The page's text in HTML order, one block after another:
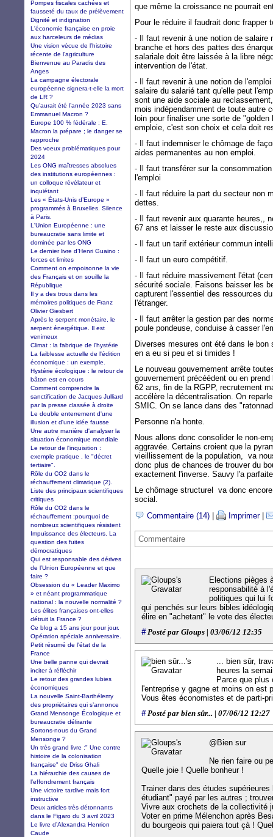
que même la croissance ne pourrait
Pour le réduire il faudrait donc frapper
- Il faut revenir à une notion de salaire
branche et hors des pattes des
salariale doit être laissée à la libre
intervention de l'état.
- Il faut revenir à une notion de
salaire du salarié tant qu'elle peut
sont une aide sociale au
mois indépendamment de toute autre
loin pour finaliser une sorte de
emploie, c'est son choix et cela doit
- Il faut indemniser le chômage de
aides permanentes au non emploi.
- Il faut transférer sur la
l'emploi
- Il faut réduire la part du secteur non
dettes.
- Il faut revenir aux quarante heures,,
67 ans et laisser le reste aux
- Il faut un tarif extérieur commun
- Il faut un euro compétitif.
- Il faut réduire massivement l'état
sécurité sociale. Faisons baisser les
capturent l'essentiel des ressources
l'étranger.
- Il faut arrêter la gestion par des
poule pondeuse, conduise à casser
Diverses mesures ont été dans le
en a eu si peu et si timides !
Le nouveau gouvernement arrête
gouvernement précéédent ou en
62 ans, fin de la RGPP, recrutement
accélère la décentralisation. On
SMIC. On se lance dans des
Personne n'a honte.
Nous allons donc consolider le non-
aggravée. Certains croient que la
vieillissement de la population, va
donc plus de chances de trouver du
exactement l'inverse. Sauvy l'a
Le chômage structurel va donc
social.
Commentaire (14)
Imprimer|
Commentaire
Elections pièges
responsabilité à
politiques qui lui
qui penchés sur leurs bibles
élire en "achetant" le vote des
#Posté par Gloups | 03/06/12 12:35
... bien sûr,
heures la
Parce que plus
l'entreprise y gagne et moins on est
Vous êtes économistes et de parti-
#Posté par bien sûr... | 07/06/12 12:27
@Bien sur
Ne rien faire ou
Quelle joie ! Quelle bonheur !
Trainer dans des études
étudiant" payé par les autres ;
Vivre aux crochets de la collectivité
Voter en prime Mélenchon après
du bourgeois qui paiera tout çà !
Pompes fiscales cachées et
fausseté du taux de prélèvement
Dignité et indignation
L'économie française en proie
aux harceleurs de médias
Une vision vécue de l’histoire
récente de l’agriculture
Bienvenue au Paradis des
Anges
La campagne électorale
européenne signera-t-elle la mort
de LR ?
Qu’aurait été l’année 2023 sans
Emmanuel Macron ?
Europe 100 % fédérale : E.
Macron la prépare ; le danger se
rapproche
Des voeux problématiques pour
2024
Les ONG maîtresses absolues
des institutions européennes :
un colloque révélateur et
inquiétant
Les « États-Unis d’Europe »
programmés à Bruxelles. Silence
à Paris.
L'Union Européenne : une
bureaucratie sans limite et
dominée par les ONG
Le dernier livre d’Henri Guaino :
forces et limites
Comment on empoisonne la vie
des Français et on souille la
République
Il y a des trous dans les
mémoires politiques de Franz
Olivier Giesbert
Après le serpent monétaire, le
serpent énergétique. Il est
venimeux
Climat : la fabrique de l'hystérie
La faiblesse actuelle de l'édition
économique : un exemple.
Hystérie écologique : le retour de
bâton est en cours
Comment comprendre la
sanctification de Jacques Julliard
par la presse classée à droite
Le double enterrement d'une
illusion et d'une idée fausse
Une autre manière d'analyser la
situation économique mondiale
Le retour de l'inquisition :
exemple pratique , le "décret
tertiaire".
Rôle du CO2 dans le
réchauffement climatique (2).
Liste des principaux scientifiques
critiques
Rôle du CO2 dans le
réchauffement :pourquoi de
nombreux scientifiques résistent
Impuissance des électeurs. La
question des fuites
démocratiques
Qui est responsable des dérives
de l’Union Européenne et que
faire ?
Obsession du « Leader Maximo
» et néant programmatique
national : la nouvelle normalité ?
Les élites françaises ont-elles
détruit la France ?
Ce blog a 15 ans jour pour jour.
Opération spéciale anniversaire.
Petit résumé de l'état de la
France
Une belle panne qui devrait
inciter à réfléchir
Le retour des grandes lubies
économiques
La nouvelle Saint-Barthélemy
des propriétaires qui s’annonce
Grand Mensonge Écologique et
bureaucratie délirante
Sortons-nous du Grand
Mensonge ?
Un très grand livre :" Une contre
histoire de la colonisation
française" de Driss Ghali
La hiérarchie des causes de
l’effondrement français
Une victoire tardive mais fort
instructive
Deux articles très détonnants
dans le Figaro du 3 avril 2023
Le livre d’Alexandra Henrion
Caude